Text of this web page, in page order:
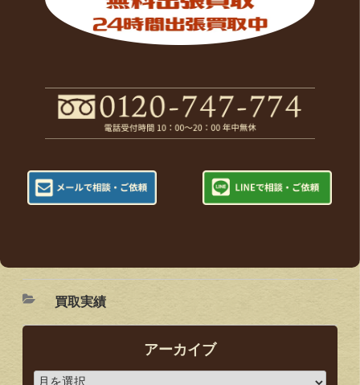
買取実績
アーカイブ